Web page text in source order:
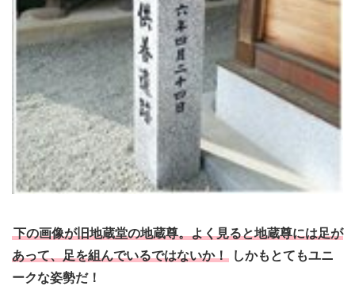
下の画像が旧地蔵堂の地蔵尊。よく見ると地蔵尊には足が
あって、足を組んでいるではないか！ しかもとてもユニ
ークな姿勢だ！